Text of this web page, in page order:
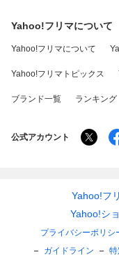
Yahoo!フリマについて
Yahoo!フリマについて
Yahoo!フリマトピックス
ブランド一覧 ランキング
公式アカウント
Yahoo!フ
Yahoo!シ
プライバシーポリシ
ガイドライン